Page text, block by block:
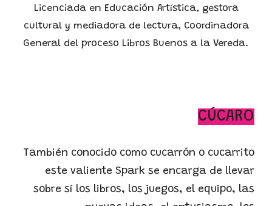
Licenciada en Educación Artística, gestora
cultural y mediadora de lectura, Coordinadora
General del proceso Libros Buenos a la Vereda.
CÚCARO
También conocido como cucarrón o cucarrito
este valiente Spark se encarga de llevar
sobre sí los libros, los juegos, el equipo, las